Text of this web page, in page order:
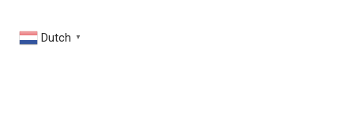
Dutch ▼